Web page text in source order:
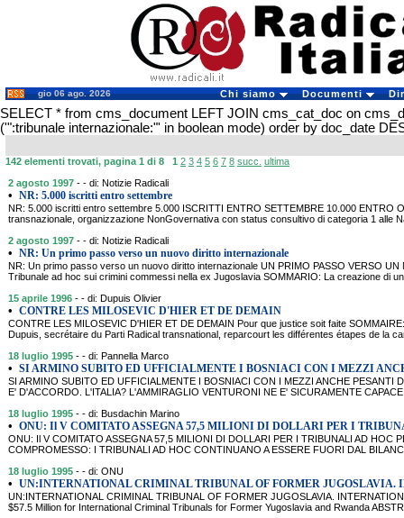
gio 06 ago. 2026 Chi siamo Documenti
SELECT * from cms_document LEFT JOIN cms_cat_doc on
('":tribunale internazionale:"' in boolean mode) order by doc_date
142 elementi trovati, pagina 1 di 8 1 2 3 4 5 6 7 8 succ. ultima
2 agosto 1997 - - di: Notizie Radicali
• NR: 5.000 iscritti entro settembre
NR: 5.000 iscritti entro settembre 5.000 ISCRITTI ENTRO SETTEMBRE 10.000 ENTRO
transnazionale, organizzazione NonGovernativa con status consultivo di categoria 1 alle
2 agosto 1997 - - di: Notizie Radicali
• NR: Un primo passo verso un nuovo diritto internazionale
NR: Un primo passo verso un nuovo diritto internazionale UN PRIMO PASSO VERSO
Tribunale ad hoc sui crimini commessi nella ex Jugoslavia SOMMARIO: La creazione di
15 aprile 1996 - - di: Dupuis Olivier
• CONTRE LES MILOSEVIC D'HIER ET DE DEMAIN
CONTRE LES MILOSEVIC D'HIER ET DE DEMAIN Pour que justice soit faite
Dupuis, secrétaire du Parti Radical transnational, reparcourt les différentes étapes de la
18 luglio 1995 - - di: Pannella Marco
• SI ARMINO SUBITO ED UFFICIALMENTE I BOSNIACI CON I MEZZI
SI ARMINO SUBITO ED UFFICIALMENTE I BOSNIACI CON I MEZZI ANCHE PESANTI
E' D'ACCORDO. L'ITALIA? L'AMMIRAGLIO VENTURONI NE E' SICURAMENTE
18 luglio 1995 - - di: Busdachin Marino
• ONU: Il V COMITATO ASSEGNA 57,5 MILIONI DI DOLLARI PER I
ONU: Il V COMITATO ASSEGNA 57,5 MILIONI DI DOLLARI PER I TRIBUNALI AD HOC
COMPROMESSO: I TRIBUNALI AD HOC CONTINUANO A ESSERE FUORI DAL
18 luglio 1995 - - di: ONU
• UN:INTERNATIONAL CRIMINAL TRIBUNAL OF FORMER JUGOSLAVIA.
UN:INTERNATIONAL CRIMINAL TRIBUNAL OF FORMER JUGOSLAVIA.
$57.5 Million for International Criminal Tribunals for Former Yugoslavia and Rwanda